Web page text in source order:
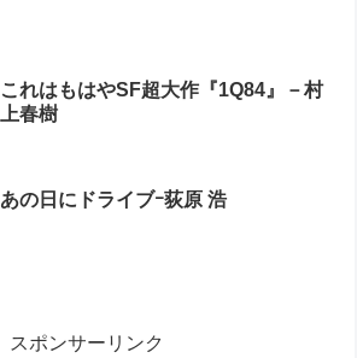
これはもはやSF超大作『1Q84』－村
上春樹
あの日にドライブｰ荻原 浩
スポンサーリンク